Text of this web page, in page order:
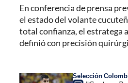
En conferencia de prensa
el estado del volante
total confianza, el estratega
definió con precisión
Selección